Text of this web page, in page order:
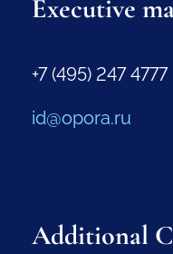
Executive
+7 (495) 247 4777
id@opora.ru
Additional